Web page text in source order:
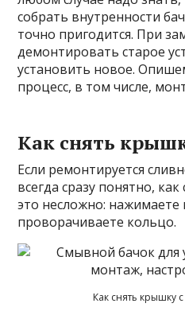
собрать внутренности
точно пригодится. При
демонтировать старое
установить новое.
процесс, в том числе,
Как снять
Если ремонтируется
всегда сразу понятно,
это несложно: нажимаете
проворачиваете кольцо.
Как снять крышку